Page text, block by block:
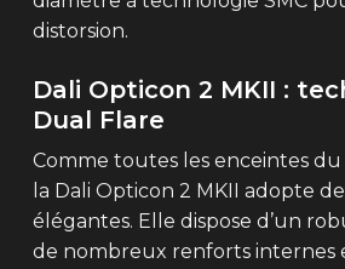
distorsion.
Dali Opticon 2 MKII :
Dual Flare
Comme toutes les enceintes
la Dali Opticon 2 MKII adopte
élégantes. Elle dispose d’un
de nombreux renforts internes